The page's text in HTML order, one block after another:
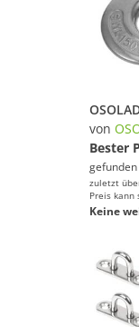
von
Bester
gefunden
zuletzt
Preis kann
Keine